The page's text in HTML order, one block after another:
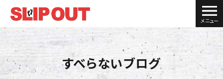
メニュー
すべらないブログ